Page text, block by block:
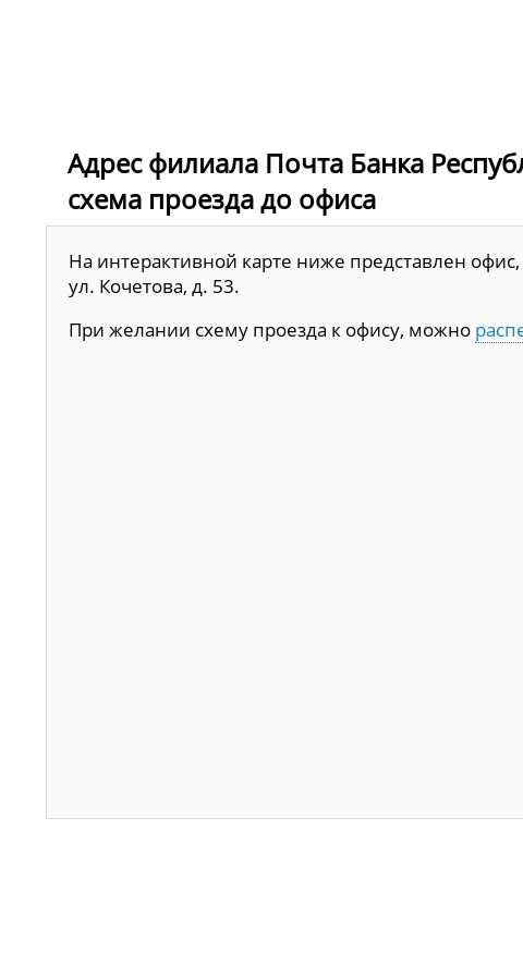
Адрес филиала Почта Банка
схема проезда до офиса
На интерактивной карте ниже представлен
ул. Кочетова, д. 53.
При желании схему проезда к офису, можно